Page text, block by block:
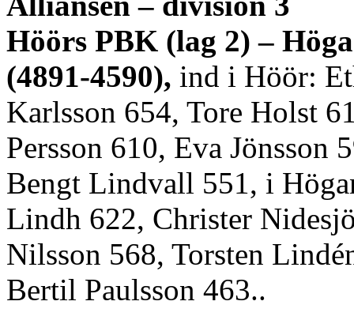
Höörs PBK (lag 2) –
(4891-4590), ind i Höör:
Karlsson 654, Tore Holst
Persson 610, Eva Jönsson
Bengt Lindvall 551, i
Lindh 622, Christer
Nilsson 568, Torsten
Bertil Paulsson 463..